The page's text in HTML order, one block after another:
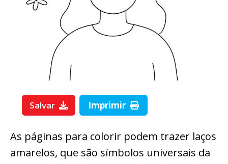
Salvar Imprimir
As páginas para colorir podem trazer laços
amarelos, que são símbolos universais da